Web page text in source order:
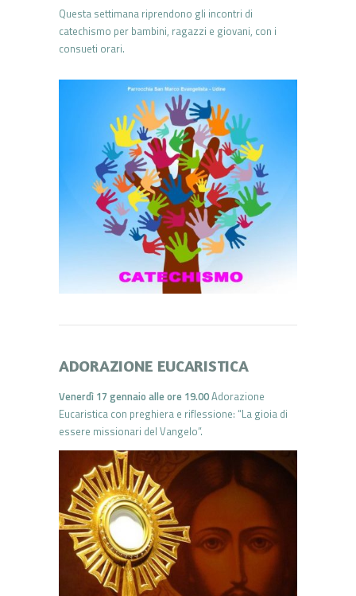
Questa settimana riprendono gli incontri di
catechismo per bambini, ragazzi e giovani, con i
consueti orari.
ADORAZIONE EUCARISTICA
Venerdì 17 gennaio alle ore 19.00Adorazione
Eucaristica con preghiera e riflessione: “La gioia di
essere missionari del Vangelo”.